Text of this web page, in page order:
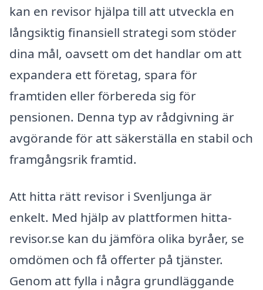
kan en revisor hjälpa till att utveckla en
långsiktig finansiell strategi som stöder
dina mål, oavsett om det handlar om att
expandera ett företag, spara för
framtiden eller förbereda sig för
pensionen. Denna typ av rådgivning är
avgörande för att säkerställa en stabil och
framgångsrik framtid.
Att hitta rätt revisor i Svenljunga är
enkelt. Med hjälp av plattformen hitta-
revisor.se kan du jämföra olika byråer, se
omdömen och få offerter på tjänster.
Genom att fylla i några grundläggande